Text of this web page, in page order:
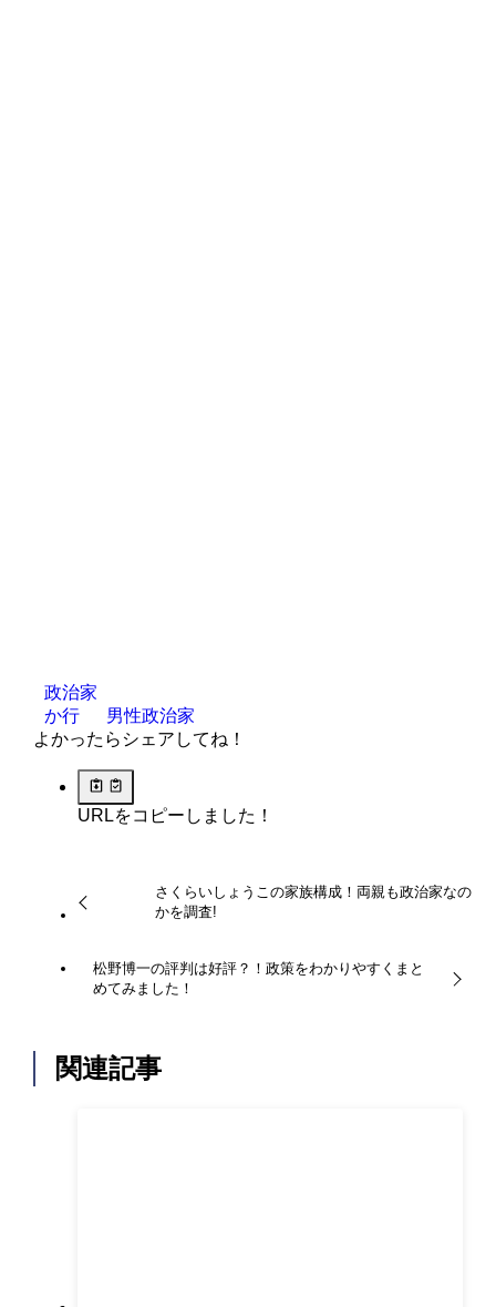
政治家
か行
男性政治家
よかったらシェアしてね！
URLをコピーしました！
さくらいしょうこの家族構成！両親も政治家なの
かを調査!
松野博一の評判は好評？！政策をわかりやすくまと
めてみました！
関連記事